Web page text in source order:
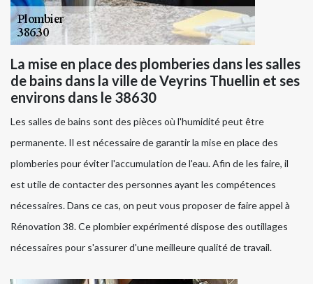
La mise en place des plomberies dans les salles
de bains dans la ville de Veyrins Thuellin et ses
environs dans le 38630
Les salles de bains sont des pièces où l'humidité peut être
permanente. Il est nécessaire de garantir la mise en place des
plomberies pour éviter l'accumulation de l'eau. Afin de les faire, il
est utile de contacter des personnes ayant les compétences
nécessaires. Dans ce cas, on peut vous proposer de faire appel à
Rénovation 38. Ce plombier expérimenté dispose des outillages
nécessaires pour s'assurer d'une meilleure qualité de travail.